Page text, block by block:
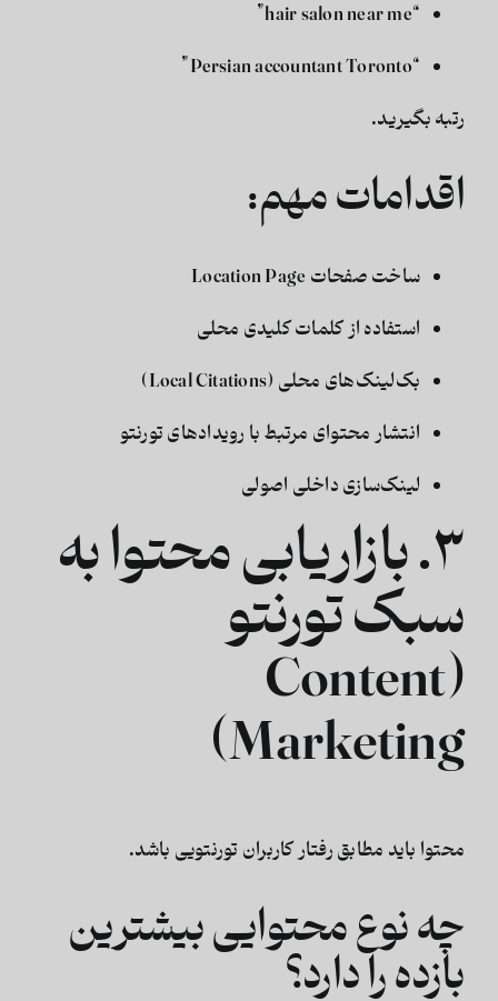
“hair salon near me”
“Persian accountant Toronto”
رتبه بگیرید.
اقدامات مهم:
ساخت صفحات Location Page
استفاده از کلمات کلیدی محلی
بک‌لینک‌های محلی (Local Citations)
انتشار محتوای مرتبط با رویدادهای تورنتو
لینک‌سازی داخلی اصولی
۳. بازاریابی محتوا به
سبک تورنتو
(Content
Marketing)
محتوا باید مطابق رفتار کاربران تورنتویی باشد.
چه نوع محتوایی بیشترین
بازده را دارد؟